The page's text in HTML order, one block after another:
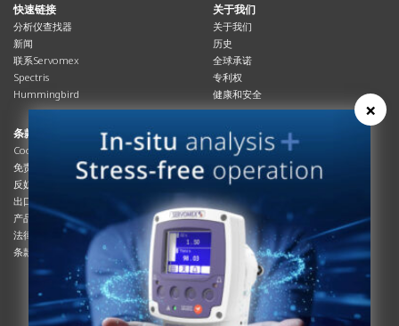
快速链接
分析仪查找器
新闻
联系Servomex
Spectris
Hummingbird
关于我们
关于我们
历史
全球承诺
专利权
健康和安全
条款与合规
Cookies政策
免责声明
反奴隶制立法
出口管制
产品合规
法律和隐私声明
条款及细则
资源资源
总览
杂志
系统信息
产品手册
说明书
服务信息
白皮书
条款和条件
工艺手册
互动杂志
×